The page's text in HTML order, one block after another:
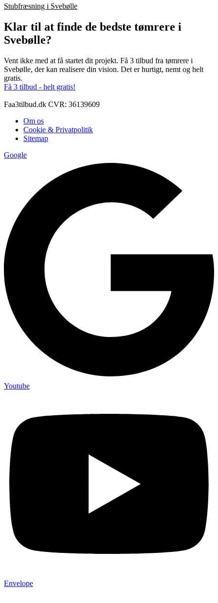
Stubfræsning i Svebølle
Klar til at finde de bedste tømrere i
Svebølle?
Vent ikke med at få startet dit projekt. Få 3 tilbud fra tømrere i
Svebølle, der kan realisere din vision. Det er hurtigt, nemt og helt
gratis.
Få 3 tilbud - helt gratis!
Faa3tilbud.dk CVR: 36139609
Om os
Cookie & Privatpolitik
Sitemap
Google
Youtube
Envelope